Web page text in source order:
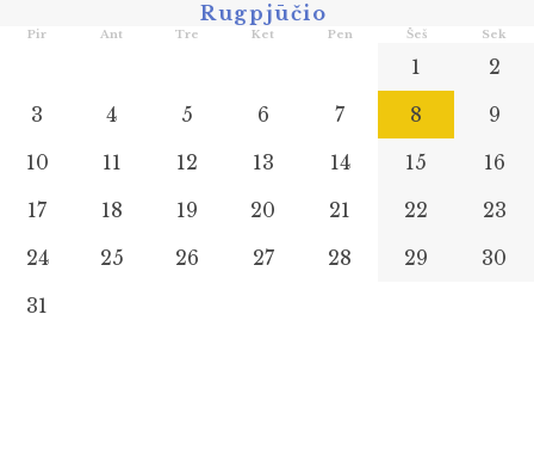
Rugpjūčio
Pir Ant Tre Ket Pen Šeš Sek
1
2
3
4 5 6 7 8
9
10
11 12 13 14 15
16
17
18 19 20 21 22
23
24
25 26 27 28 29
30
31